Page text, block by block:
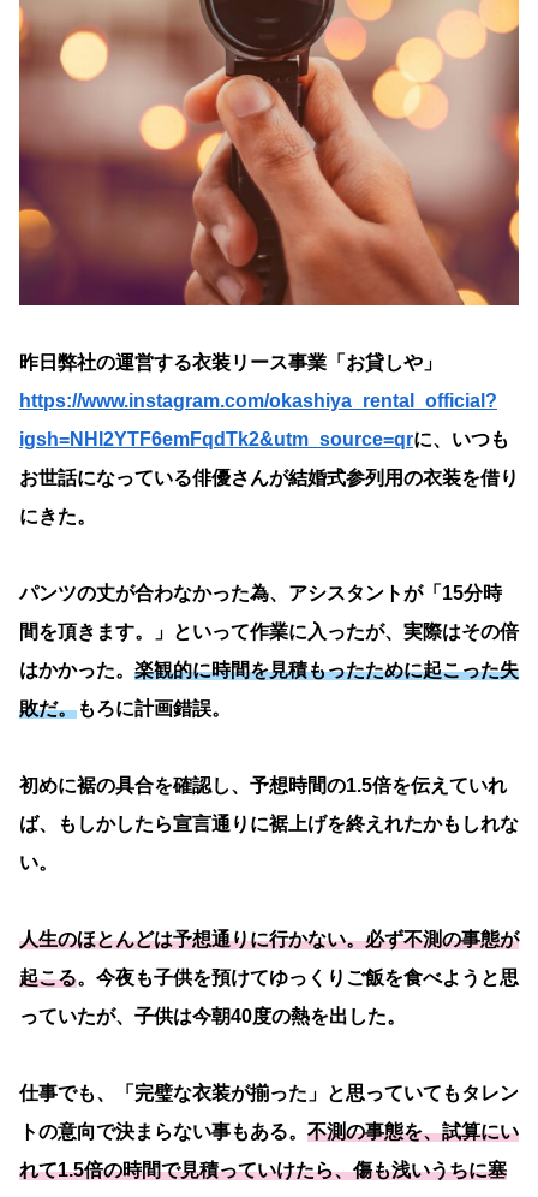
昨日弊社の運営する衣装リース事業「お貸しや」
https://www.instagram.com/okashiya_rental_official?
igsh=NHI2YTF6emFqdTk2&utm_source=qrに、いつも
お世話になっている俳優さんが結婚式参列用の衣装を借り
にきた。
パンツの丈が合わなかった為、アシスタントが「15分時
間を頂きます。」といって作業に入ったが、実際はその倍
はかかった。 楽観的に時間を見積もったために起こった失
敗だ。もろに計画錯誤。
初めに裾の具合を確認し、予想時間の1.5倍を伝えていれ
ば、もしかしたら宣言通りに裾上げを終えれたかもしれな
い。
人生のほとんどは予想通りに行かない。必ず不測の事態が
起こる。今夜も子供を預けてゆっくりご飯を食べようと思
っていたが、子供は今朝40度の熱を出した。
仕事でも、「完璧な衣装が揃った」と思っていてもタレン
トの意向で決まらない事もある。 不測の事態を、試算にい
れて1.5倍の時間で見積っていけたら、傷も浅いうちに塞